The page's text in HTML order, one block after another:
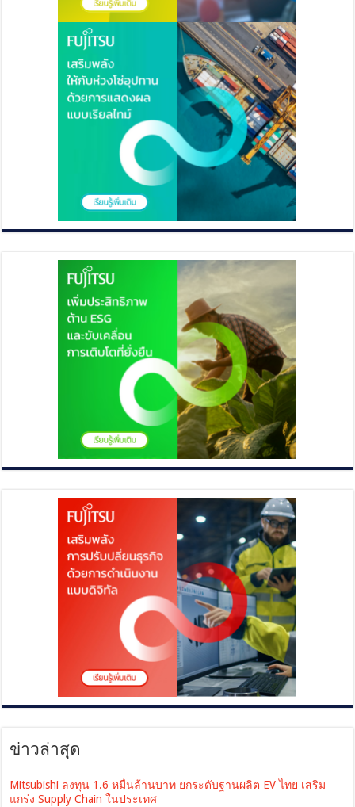
ข่าวล่าสุด
Mitsubishi ลงทุน 1.6 หมื่นล้านบาท ยกระดับฐานผลิต EV ไทย เสริม
แกร่ง Supply Chain ในประเทศ